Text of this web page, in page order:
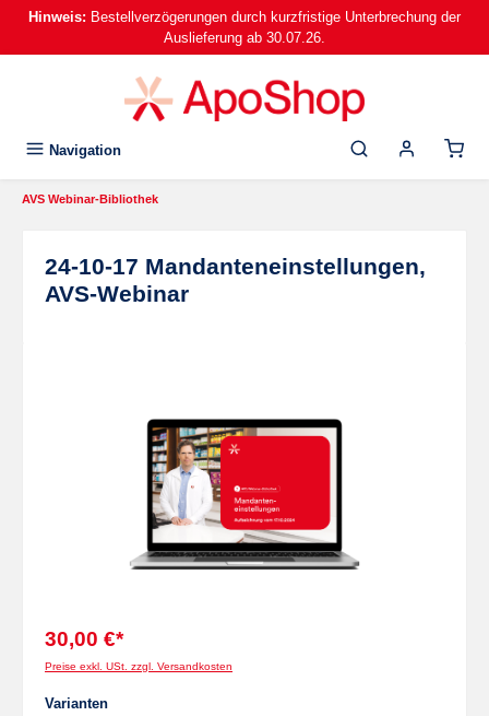
springen
Hinweis: Bestellverzögerungen durch kurzfristige Unterbrechung der
Auslieferung ab 30.07.26.
Navigation
AVS Webinar-Bibliothek
24-10-17 Mandanteneinstellungen,
AVS-Webinar
30,00 €*
Preise exkl. USt. zzgl. Versandkosten
Variantenauswählen